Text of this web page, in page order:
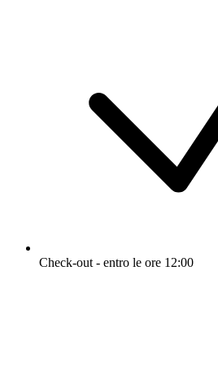
Check-out - entro le ore 12:00